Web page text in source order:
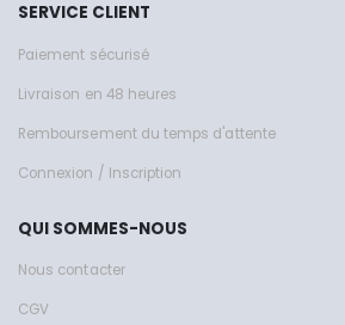
SERVICE CLIENT
Paiement sécurisé
Livraison en 48 heures
Remboursement du temps d'attente
Connexion / Inscription
QUI SOMMES-NOUS
Nous contacter
CGV